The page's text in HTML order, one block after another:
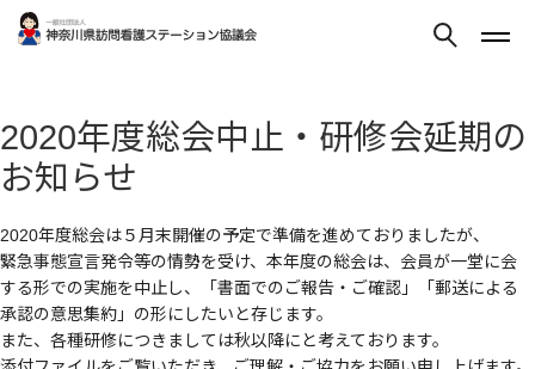
2020年度総会中止・研修会延期の
お知らせ
2020年度総会は５月末開催の予定で準備を進めておりましたが、
緊急事態宣言発令等の情勢を受け、本年度の総会は、会員が一堂に会
する形での実施を中止し、「書面でのご報告・ご確認」「郵送による
承認の意思集約」の形にしたいと存じます。
また、各種研修につきましては秋以降にと考えております。